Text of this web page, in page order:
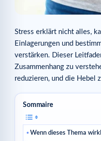
Stress erklärt nicht alles,
Einlagerungen und
verstärken. Dieser
Zusammenhang zu
reduzieren, und die Hebel
Sommaire
Wenn dieses Thema